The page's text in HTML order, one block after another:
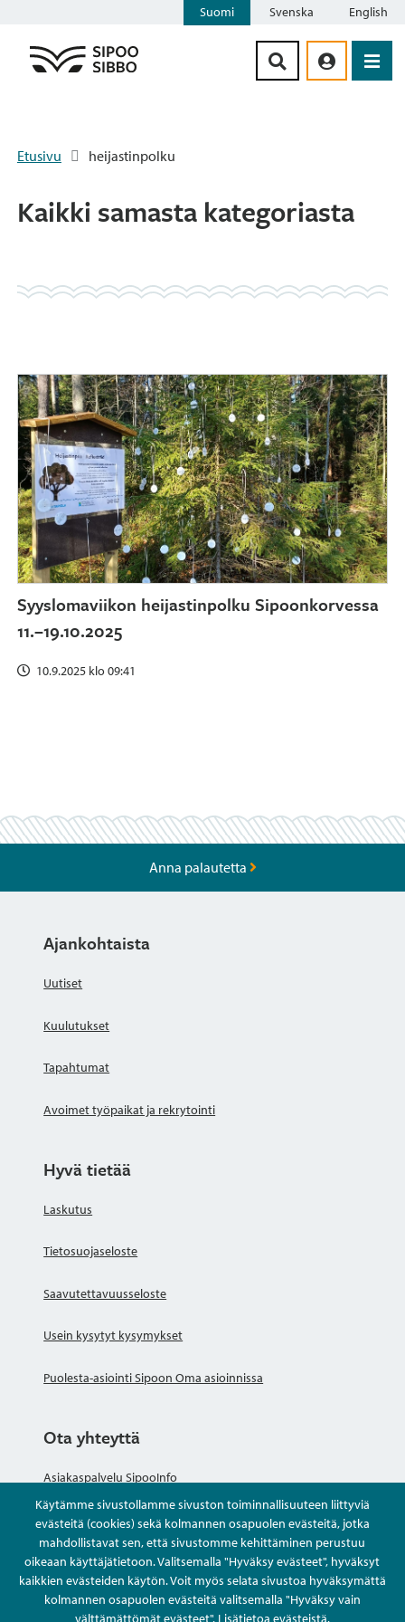
Suomi Svenska English
Etusivu heijastinpolku
Kaikki samasta kategoriasta
Syyslomaviikon heijastinpolku Sipoonkorvessa
11.–19.10.2025
10.9.2025 klo 09:41
Käytämme sivustollamme sivuston toiminnallisuuteen liittyviä
evästeitä (cookies) sekä kolmannen osapuolen evästeitä, jotka
mahdollistavat sen, että sivustomme kehittäminen perustuu
oikeaan käyttäjätietoon. Valitsemalla "Hyväksy evästeet", hyväksyt
kaikkien evästeiden käytön. Voit myös selata sivustoa hyväksymättä
kolmannen osapuolen evästeitä valitsemalla "Hyväksy vain
välttämättömät evästeet". Lisätietoa evästeistä.
Anna palautetta
Ajankohtaista
Uutiset
Kuulutukset
Tapahtumat
Avoimet työpaikat ja rekrytointi
Hyvä tietää
Laskutus
Tietosuojaseloste
Saavutettavuusseloste
Usein kysytyt kysymykset
Puolesta-asiointi Sipoon Oma asioinnissa
Ota yhteyttä
Asiakaspalvelu SipooInfo
Anna palautetta nimettömästi
Kysy tai asioi
Yhteystiedot